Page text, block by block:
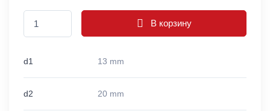
В корзину
d1 13 mm
d2 20 mm